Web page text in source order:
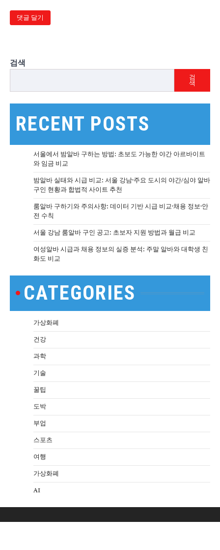
검색
검
색
RECENT POSTS
서울에서 밤알바 구하는 방법: 초보도 가능한 야간 아르바이트
와 임금 비교
밤알바 실태와 시급 비교: 서울 강남·주요 도시의 야간/심야 알바
구인 현황과 합법적 사이트 추천
룸알바 구하기와 주의사항: 데이터 기반 시급 비교·채용 정보·안
전 수칙
서울 강남 룸알바 구인 공고: 초보자 지원 방법과 월급 비교
여성알바 시급과 채용 정보의 실증 분석: 주말 알바와 대학생 친
화도 비교
CATEGORIES
가상화폐
건강
과학
기술
꿀팁
도박
부업
스포츠
여행
가상화폐
AI